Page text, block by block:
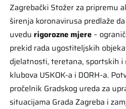
Zagrebački Stožer za pripremu
širenja koronavirusa predlaže
uvedu rigorozne mjere –
prekid rada ugostiteljskih
djelatnosti, teretana, sportskih i
klubova USKOK-a i DORH-a.
pročelnik Gradskog ureda za
situacijama Grada Zagreba i